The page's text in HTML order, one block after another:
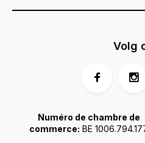
Numéro de chambre de
commerce: BE
Volg